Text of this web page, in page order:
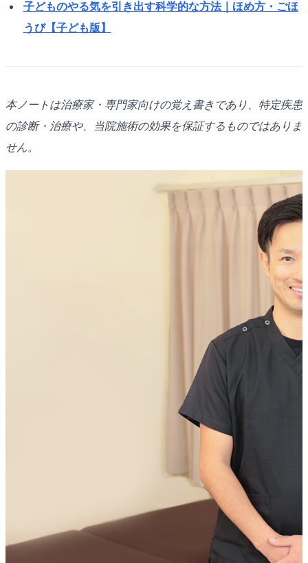
子どものやる気を引き出す科学的な方法｜ほめ方・ごほ
うび【子ども版】
本ノートは治療家・専門家向けの覚え書きであり、特定疾患
の診断・治療や、当院施術の効果を保証するものではありま
せん。